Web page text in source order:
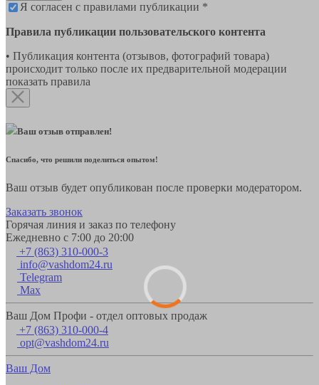
Я согласен с правилами публикации *
Правила публикации пользовательского контента
• Публикация контента (отзывов, фотографий товара)
происходит только после их предварительной модерации
показать правила
Ваш отзыв отправлен!
Спасибо, что решили поделиться опытом!
Ваш отзыв будет опубликован после проверки модератором.
Заказать звонок
Горячая линия и заказ по телефону
Ежедневно с 7:00 до 20:00
+7 (863) 310-000-3
info@vashdom24.ru
Telegram
Max
Ваш Дом Профи - отдел оптовых продаж
+7 (863) 310-000-4
opt@vashdom24.ru
Ваш Дом